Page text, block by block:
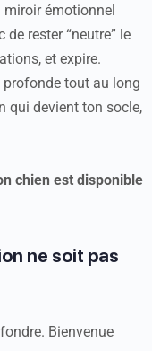
miroir émotionnel
rester “neutre” le
et expire.
tout au long
qui devient ton socle,
chien est disponible
ne soit pas
Bienvenue